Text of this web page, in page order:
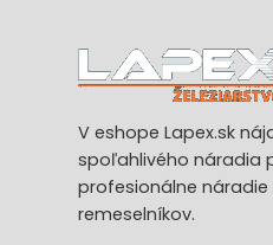
V eshope Lapex.sk
spoľahlivého náradia
profesionálne náradie
remeselníkov.